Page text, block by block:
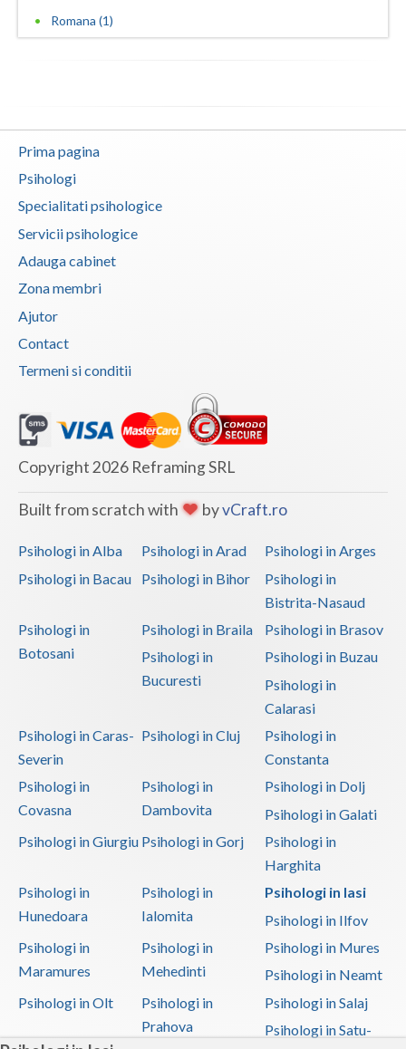
Romana (1)
Prima pagina
Psihologi
Specialitati psihologice
Servicii psihologice
Adauga cabinet
Zona membri
Ajutor
Contact
Termeni si conditii
Copyright 2026 Reframing SRL
Built from scratch with byvCraft.ro
Psihologi in Alba Psihologi in Arad
Psihologi in Arges
Psihologi in Bacau
Psihologi in Bihor
Psihologi in
Bistrita-Nasaud
Psihologi in
Botosani
Psihologi in Braila
Psihologi in Brasov
Psihologi in
Bucuresti
Psihologi in Buzau
Psihologi in
Calarasi
Psihologi in Caras-
Severin
Psihologi in Cluj
Psihologi in
Constanta
Psihologi in
Covasna
Psihologi in
Dambovita
Psihologi in Dolj
Psihologi in Galati
Psihologi in Giurgiu Psihologi in Gorj
Psihologi in
Harghita
Psihologi in
Hunedoara
Psihologi in
Ialomita
Psihologi in Iasi
Psihologi in Ilfov
Psihologi in
Maramures
Psihologi in
Mehedinti
Psihologi in Mures
Psihologi in Neamt
Psihologi in Olt
Psihologi in
Prahova
Psihologi in Salaj
Psihologi in Satu-